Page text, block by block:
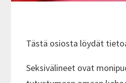
Tästä osiosta löydät
Seksivälineet ovat